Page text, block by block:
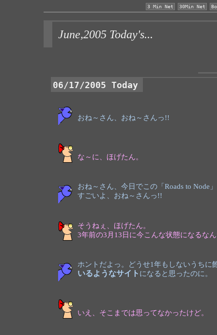
3 Min Net 30Min Net
June,2005 Today's...
06/17/2005 Today
おね～さん、おね～さんっ!!
な～に、ほげたん。
おね～さん、今日でこの「Roads to Node
すごいよ、おね～さんっ!!
そうねぇ、ほげたん。
3年前の3月13日に今こんな状態になるな
ホントだよっ。どうせ1年もしないうちに
いるようなサイト になると思ったのに。
いえ、そこまでは思ってなかったけど。